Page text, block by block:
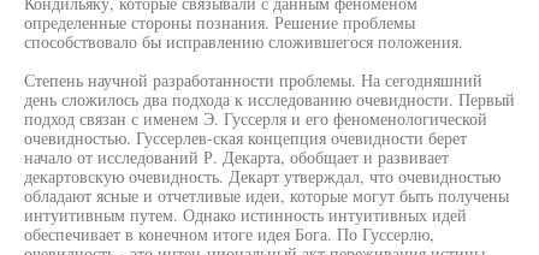
определенные стороны познания. Решение проблемы
способствовало бы исправлению сложившегося положения.
Степень научной разработанности проблемы. На сегодняшний
день сложилось два подхода к исследованию очевидности. Первый
подход связан с именем Э. Гуссерля и его феноменологической
очевидностью. Гуссерлев-ская концепция очевидности берет
начало от исследований Р. Декарта, обобщает и развивает
декартовскую очевидность. Декарт утверждал, что очевидностью
обладают ясные и отчетливые идеи, которые могут быть получены
интуитивным путем. Однако истинность интуитивных идей
обеспечивает в конечном итоге идея Бога. По Гуссерлю,